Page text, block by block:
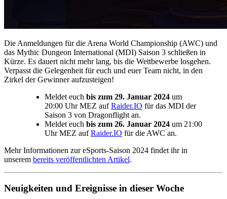
Die Anmeldungen für die Arena World Championship (AWC) und
das Mythic Dungeon International (MDI) Saison 3 schließen in
Kürze. Es dauert nicht mehr lang, bis die Wettbewerbe losgehen.
Verpasst die Gelegenheit für euch und euer Team nicht, in den
Zirkel der Gewinner aufzusteigen!
Meldet euch bis zum 29. Januar 2024 um
20:00 Uhr MEZ aufRaider.IO für das MDI der
Saison 3 von Dragonflight an.
Meldet euch bis zum 26. Januar 2024 um 21:00
Uhr MEZ aufRaider.IO für die AWC an.
Mehr Informationen zur eSports-Saison 2024 findet ihr in
unserem bereits veröffentlichten Artikel.
Neuigkeiten und Ereignisse in dieser Woche